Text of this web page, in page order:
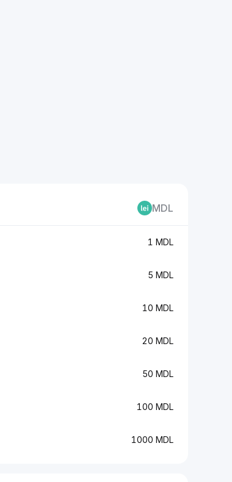
MDL
1 MDL
5 MDL
10 MDL
20 MDL
50 MDL
100 MDL
1000 MDL